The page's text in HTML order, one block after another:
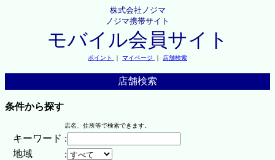
株式会社ノジマ
ノジマ携帯サイト
モバイル会員サイト
ポイント ｜ マイページ ｜ 店舗検索
店舗検索
条件から探す
店名、住所等で検索できます。
キーワード :
地域
: